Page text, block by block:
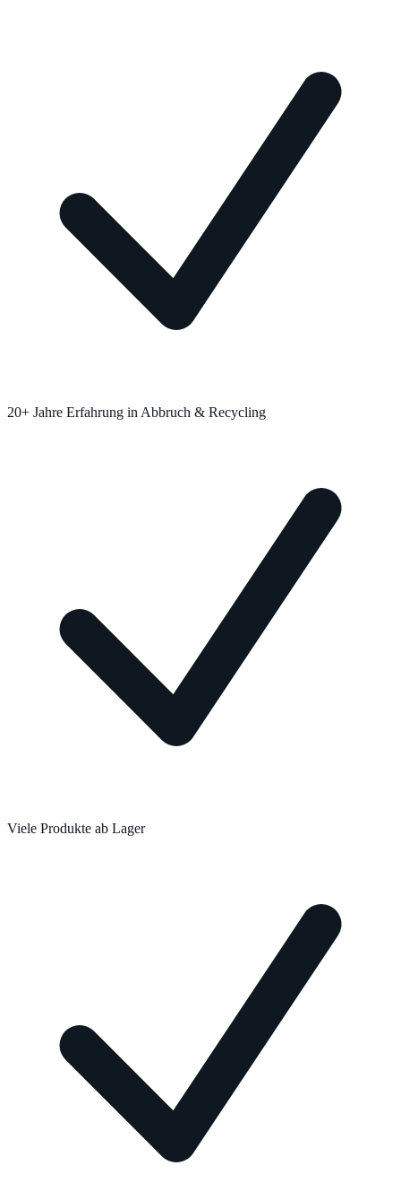
20+ Jahre Erfahrung in Abbruch & Recycling
Viele Produkte ab Lager